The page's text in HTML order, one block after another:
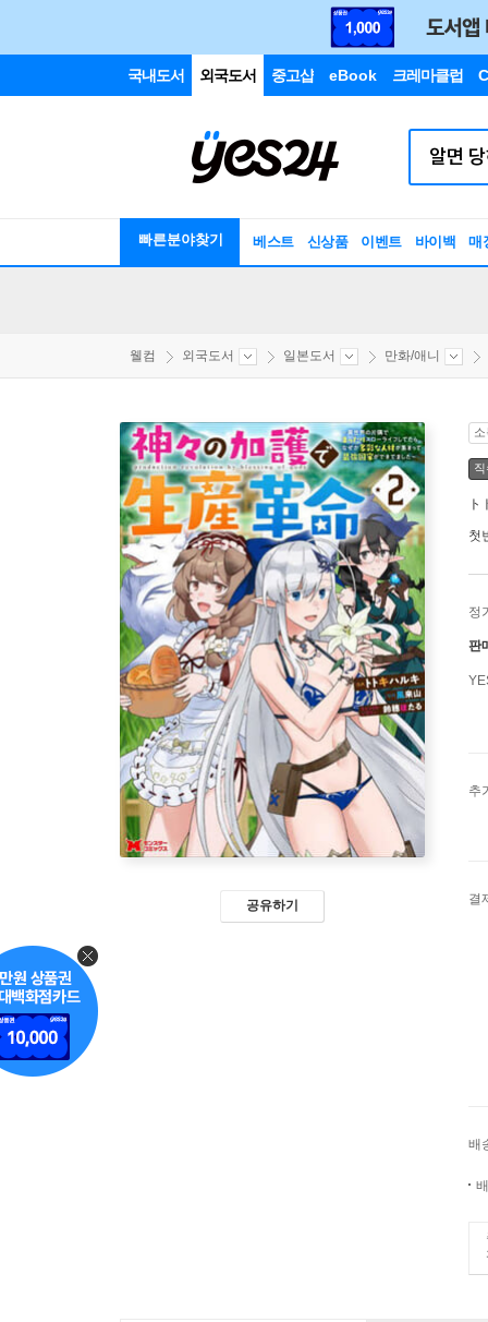
국내도서 외국도서 중고샵 eBook 크레마클럽
빠른분야찾기 베스트 신상품 이벤트 바이백 매
웰컴 외국도서 일본도서 만화/애니
공유하기
ト
첫
정
판
추
결
배